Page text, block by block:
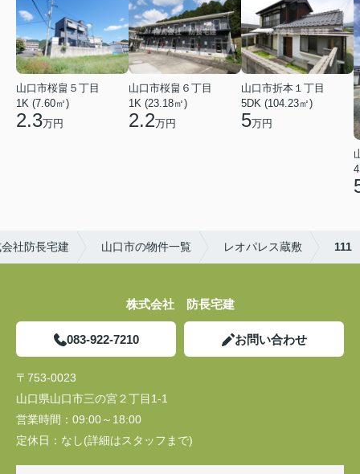
山口市桜畠５丁目
1K (7.60㎡)
2.3万円
山口市桜畠６丁目
1K (23.18㎡)
2.2万円
山口市折本１丁目
5DK (104.23㎡)
5万円
社防長宅建 山口市の物件一覧 レオパレス蔵敷 111
株式会社 防長宅建
083-922-7210 お問い合わせ
〒753-0023
山口県山口市三の宮２丁目1-1
営業時間： 09:00～18:00
定休日： なし(詳細はスタッフまで)